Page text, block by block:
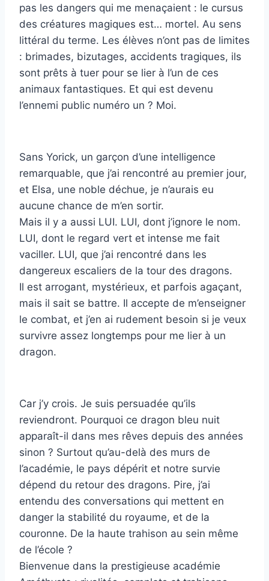
pas les dangers qui me menaçaient : le cursus
des créatures magiques est… mortel. Au sens
littéral du terme. Les élèves n’ont pas de limites
: brimades, bizutages, accidents tragiques, ils
sont prêts à tuer pour se lier à l’un de ces
animaux fantastiques. Et qui est devenu
l’ennemi public numéro un ? Moi.
Sans Yorick, un garçon d’une intelligence
remarquable, que j’ai rencontré au premier jour,
et Elsa, une noble déchue, je n’aurais eu
aucune chance de m’en sortir.
Mais il y a aussi LUI. LUI, dont j’ignore le nom.
LUI, dont le regard vert et intense me fait
vaciller. LUI, que j’ai rencontré dans les
dangereux escaliers de la tour des dragons.
Il est arrogant, mystérieux, et parfois agaçant,
mais il sait se battre. Il accepte de m’enseigner
le combat, et j’en ai rudement besoin si je veux
survivre assez longtemps pour me lier à un
dragon.
Car j’y crois. Je suis persuadée qu’ils
reviendront. Pourquoi ce dragon bleu nuit
apparaît-il dans mes rêves depuis des années
sinon ? Surtout qu’au-delà des murs de
l’académie, le pays dépérit et notre survie
dépend du retour des dragons. Pire, j’ai
entendu des conversations qui mettent en
danger la stabilité du royaume, et de la
couronne. De la haute trahison au sein même
de l’école ?
Bienvenue dans la prestigieuse académie